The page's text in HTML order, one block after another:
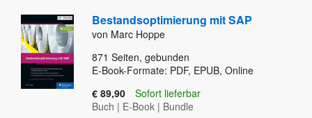
Bestandsoptimierung mit SAP
von Marc Hoppe
871 Seiten, gebunden
E-Book-Formate: PDF, EPUB, Online
€ 89,90
Sofort lieferbar
Buch | E-Book | Bundle